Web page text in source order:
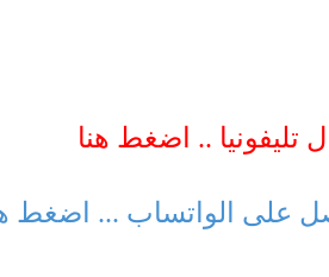
تليفونيا .. اضغط هنا
على الواتساب ... اضغط